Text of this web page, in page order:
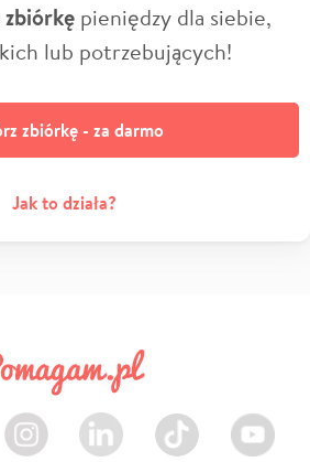
pieniędzy dla siebie,
lub potrzebujących!
zbiórkę - za darmo
Jak to działa?
Instagram LinkedIn TikTok Youtube